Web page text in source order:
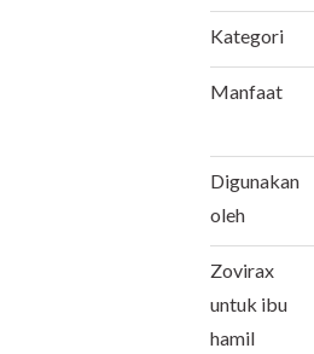
Kategori
Manfaat
Digunakan
oleh
Zovirax
untuk ibu
hamil